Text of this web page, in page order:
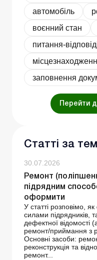
автомобіль
воєнний стан
питання-
заповнення
Перейти
Статті за
30.07.2026
Ремонт
підрядним
оформити
У статті розповімо,
силами підрядників,
дефектної відомості
ремонт/приймання з
Основні засоби:
реконструкція та
ремонт...